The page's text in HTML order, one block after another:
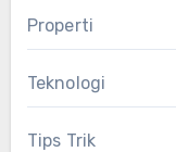
Properti
Teknologi
Tips Trik